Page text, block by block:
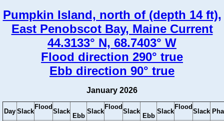
Pumpkin Island, north of (depth 14 ft),
East Penobscot Bay, Maine Current
44.3133° N, 68.7403° W
Flood direction 290° true
Ebb direction 90° true
January 2026
Day Slack
Flood
Slack
Ebb
Slack
Flood
Slack
Ebb
Slack
Flood
Slack